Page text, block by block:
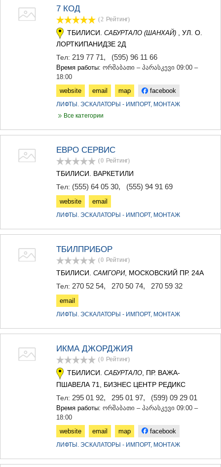
7 КОД
(2 Рейтинг)
ТБИЛИСИ. САБУРТАЛО (ШАНХАЙ)
, УЛ. О.
ЛОРТКИПАНИДЗЕ 2Д
Тел: 219 77 71, (595) 96 11 66
Время работы: ორშაბათი – პარასკევი 09:00 –
18:00
website
email map facebook
ЛИФТЫ. ЭСКАЛАТОРЫ - ИМПОРТ, МОНТАЖ
Все категории
ЕВРО СЕРВИС
(0 Рейтинг)
ТБИЛИСИ. ВАРКЕТИЛИ
Тел: (555) 64 05 30, (555) 94 91 69
website email
ЛИФТЫ. ЭСКАЛАТОРЫ - ИМПОРТ, МОНТАЖ
ТБИЛПРИБОР
(0 Рейтинг)
ТБИЛИСИ. САМГОРИ, МОСКОВСКИЙ ПР. 24А
Тел: 270 52 54, 270 50 74, 270 59 32
email
ЛИФТЫ. ЭСКАЛАТОРЫ - ИМПОРТ, МОНТАЖ
ИКМА ДЖОРДЖИЯ
(0 Рейтинг)
ТБИЛИСИ. САБУРТАЛО , ПР. ВАЖА-
ПШАВЕЛА 71, БИЗНЕС ЦЕНТР РЕДИКС
Тел: 295 01 92, 295 01 97, (599) 09 29 01
Время работы: ორშაბათი – პარასკევი 09:00 –
18:00
website
email map facebook
ЛИФТЫ. ЭСКАЛАТОРЫ - ИМПОРТ, МОНТАЖ